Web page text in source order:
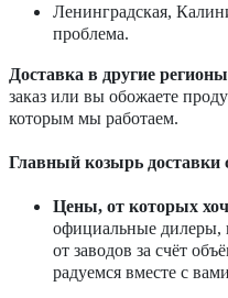
Ленинградская,
проблема.
Доставка в другие
заказ или вы обожаете
которым мы работаем.
Главный козырь доставки
Цены, от которых
официальные дилеры,
от заводов за счёт
радуемся вместе с